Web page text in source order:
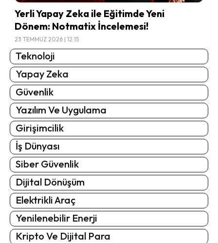
Yerli Yapay Zeka ile Eğitimde Yeni
Dönem: Notmatix İncelemesi!
23 TEMMUZ 2026 | 12:15
Teknoloji
Yapay Zeka
Güvenlik
Yazılım Ve Uygulama
Girişimcilik
İş Dünyası
Siber Güvenlik
Dijital Dönüşüm
Elektrikli Araç
Yenilenebilir Enerji
Kripto Ve Dijital Para